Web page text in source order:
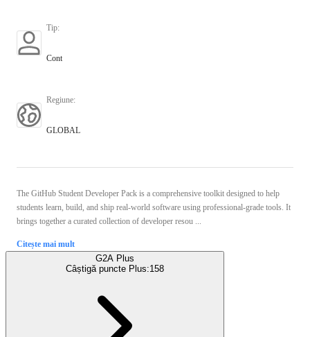
Tip:
Cont
Regiune:
GLOBAL
The GitHub Student Developer Pack is a comprehensive toolkit designed to help
students learn, build, and ship real-world software using professional-grade tools. It
brings together a curated collection of developer resou ...
Citește mai mult
G2A Plus
Câștigă puncte Plus:158